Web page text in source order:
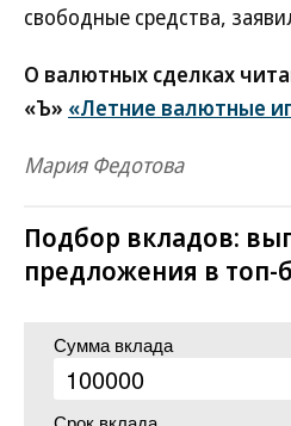
свободные средства,
О валютных сделках
«Ъ» «Летние валютные
Мария Федотова
Подбор вкладов:
предложения в топ-
Сумма вклада